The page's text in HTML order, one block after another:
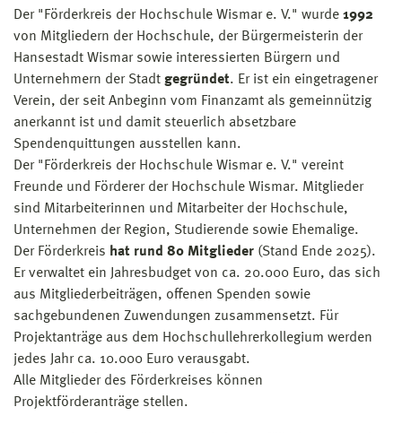
Der "Förderkreis der Hochschule Wismar e. V." wurde 1992
von Mitgliedern der Hochschule, der Bürgermeisterin der
Hansestadt Wismar sowie interessierten Bürgern und
Unternehmern der Stadt gegründet. Er ist ein eingetragener
Verein, der seit Anbeginn vom Finanzamt als gemeinnützig
anerkannt ist und damit steuerlich absetzbare
Spendenquittungen ausstellen kann.
Der "Förderkreis der Hochschule Wismar e. V." vereint
Freunde und Förderer der Hochschule Wismar. Mitglieder
sind Mitarbeiterinnen und Mitarbeiter der Hochschule,
Unternehmen der Region, Studierende sowie Ehemalige.
Der Förderkreis hat rund 80 Mitglieder (Stand Ende 2025).
Er verwaltet ein Jahresbudget von ca. 20.000 Euro, das sich
aus Mitgliederbeiträgen, offenen Spenden sowie
sachgebundenen Zuwendungen zusammensetzt. Für
Projektanträge aus dem Hochschullehrerkollegium werden
jedes Jahr ca. 10.000 Euro verausgabt.
Alle Mitglieder des Förderkreises können
Projektförderanträge stellen.